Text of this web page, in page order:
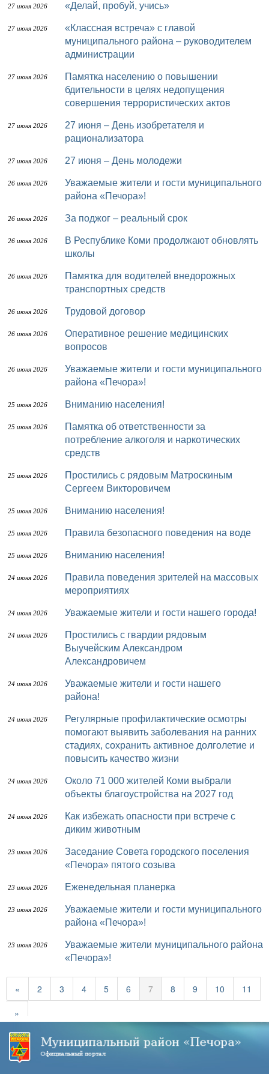
27 июня 2026 «Делай, пробуй, учись»
27 июня 2026
«Классная встреча» с главой
муниципального района – руководителем
администрации
27 июня 2026
Памятка населению о повышении
бдительности в целях недопущения
совершения террористических актов
27 июня 2026
27 июня – День изобретателя и
рационализатора
27 июня 2026 27 июня – День молодежи
26 июня 2026
Уважаемые жители и гости муниципального
района «Печора»!
26 июня 2026 За поджог – реальный срок
26 июня 2026
В Республике Коми продолжают обновлять
школы
26 июня 2026
Памятка для водителей внедорожных
транспортных средств
26 июня 2026 Трудовой договор
26 июня 2026
Оперативное решение медицинских
вопросов
26 июня 2026
Уважаемые жители и гости муниципального
района «Печора»!
25 июня 2026 Вниманию населения!
25 июня 2026
Памятка об ответственности за
потребление алкоголя и наркотических
средств
25 июня 2026
Простились с рядовым Матроскиным
Сергеем Викторовичем
25 июня 2026 Вниманию населения!
25 июня 2026 Правила безопасного поведения на воде
25 июня 2026 Вниманию населения!
24 июня 2026
Правила поведения зрителей на массовых
мероприятиях
24 июня 2026 Уважаемые жители и гости нашего города!
24 июня 2026
Простились с гвардии рядовым
Выучейским Александром
Александровичем
24 июня 2026
Уважаемые жители и гости нашего
района!
24 июня 2026
Регулярные профилактические осмотры
помогают выявить заболевания на ранних
стадиях, сохранить активное долголетие и
повысить качество жизни
24 июня 2026
Около 71 000 жителей Коми выбрали
объекты благоустройства на 2027 год
24 июня 2026
Как избежать опасности при встрече с
диким животным
23 июня 2026
Заседание Совета городского поселения
«Печора» пятого созыва
23 июня 2026 Еженедельная планерка
23 июня 2026
Уважаемые жители и гости муниципального
района «Печора»!
23 июня 2026
Уважаемые жители муниципального района
«Печора»!
« 2 3 4 5 6 7 8 9 10
11
»